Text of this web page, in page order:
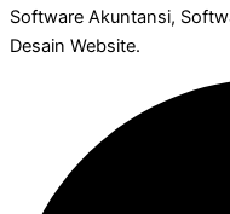
Software Akuntansi,
Desain Website.